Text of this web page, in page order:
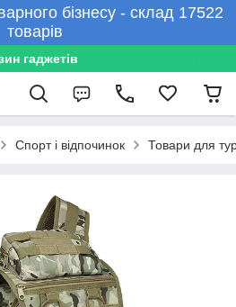
бізнесу - склад 17522
товарів
гаджетів
Спорт і відпочинок Товари для